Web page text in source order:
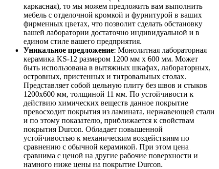
каркасная), то мы можем предложить вам выполнить
мебель с отделочной кромкой и фурнитурой в ваших
фирменных цветах, что позволит сделать обстановку
вашей лаборатории достаточно индивидуальной и в
едином стиле вашего предприятия.
Уникальное предложение: Монолитная лабораторная
керамика KS-12 размером 1200 мм х 600 мм. Может
быть использована в вытяжных шкафах, лабораторных,
островных, пристенных и титровальных столах.
Представляет собой цельную плиту без швов и стыков
1200х600 мм, толщиной 11 мм. По устойчивости к
действию химических веществ данное покрытие
превосходит покрытия из ламината, нержавеющей стали
и по этому показателю, приближается к свойствам
покрытия Durcon. Обладает повышенной
устойчивостью к механическим воздействиям по
сравнению с обычной керамикой. При этом цена
сравнима с ценой на другие рабочие поверхности и
намного ниже цены на покрытие Durcon.